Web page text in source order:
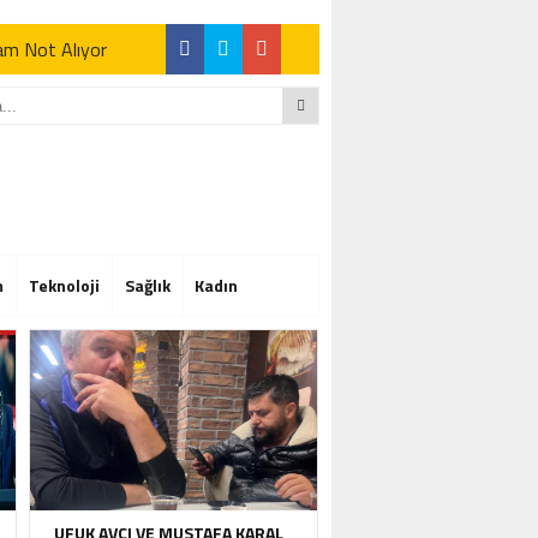
Not Alıyor
Not Alıyor
Teknoloji Sağlık Kadın
UFUK AVCI VE MUSTAFA KARAL